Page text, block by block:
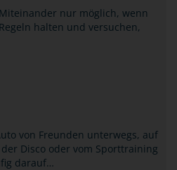
nur möglich, wenn
halten und versuchen,
von Freunden unterwegs, auf
Disco oder vom Sporttraining
darauf…